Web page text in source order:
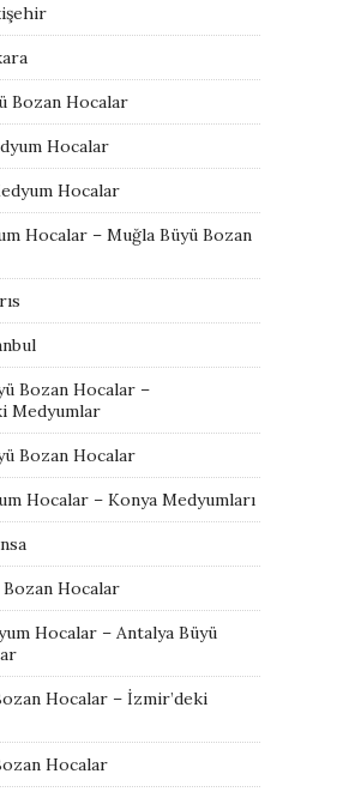
Bozan Hocalar
Hocalar
Hocalar
Hocalar – Muğla Büyü Bozan
Bozan Hocalar –
Medyumlar
Bozan Hocalar
Hocalar – Konya Medyumları
Bozan Hocalar
Hocalar – Antalya Büyü
Hocalar – İzmir’deki
Hocalar